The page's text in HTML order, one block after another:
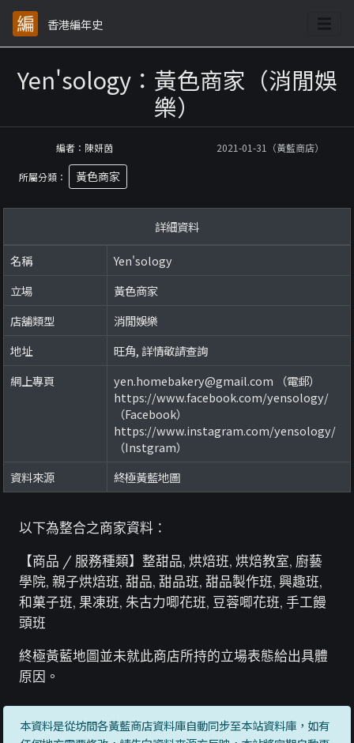
香港編年史
Yen'sology：黃色商家（消閒娛
樂）
編者：陳妍茵 2021-01-31（黃藍商店）
所屬分類： 黃色商家
詳細資料
名稱
Yen'sology
立場
黃色商家
店舖類型
消閒娛樂
地址
旺角, 詳情敬請查詢
網上專頁
yen.homebakery@gmail.com （電郵）
https://www.facebook.com/yensology/
（Facebook）
https://www.instagram.com/yensology/
（Instgram）
資料來源
終極黃藍地圖
以下為整合之商家資料：
【商品 / 服務種類】整甜品, 烘焙班, 烘焙教室, 廚藝
學院, 親子烘焙班, 甜品, 甜品班, 甜品製作班, 興趣班,
和菓子班, 果凍班, 朱古力唧花班, 豆蓉唧花班, 手工饅
頭班
終極黃藍地圖並未就此商店所持的立場表態給出具體
原因。
本資料是從坊間各黃藍商店資料庫自動同步至本站資料庫，如有